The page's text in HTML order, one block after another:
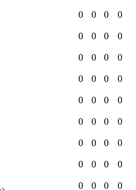
0 0 0 0
0 0 0 0
0 0 0 0
0 0 0 0
0 0 0 0
0 0 0 0
0 0 0 0
0 0 0 0
0 0 0 0